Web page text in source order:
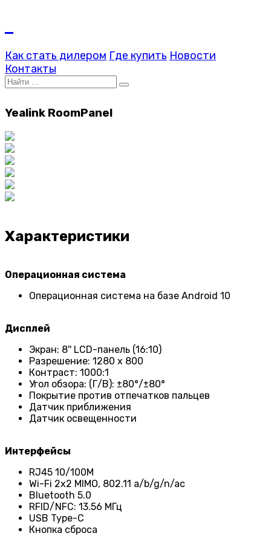
Как стать дилером Где купить Новости
Контакты
Yealink RoomPanel
Характеристики
Операционная система
Операционная система на базе Android 10
Дисплей
Экран: 8'' LCD-панель (16:10)
Разрешение: 1280 х 800
Контраст: 1000:1
Угол обзора: (Г/В): ±80°/±80°
Покрытие против отпечатков пальцев
Датчик приближения
Датчик освещенности
Интерфейсы
RJ45 10/100M
Wi-Fi 2x2 MIMO, 802.11 a/b/g/n/ac
Bluetooth 5.0
RFID/NFC: 13.56 МГц
USB Type-C
Кнопка сброса